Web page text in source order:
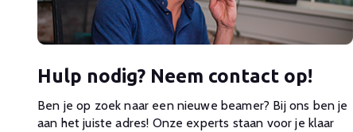
Hulp nodig? Neem contact op!
Ben je op zoek naar een nieuwe beamer? Bij ons ben je
aan het juiste adres! Onze experts staan voor je klaar